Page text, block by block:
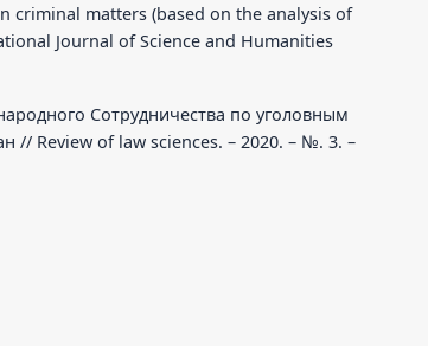
matters (based on the analysis of
Journal of Science and Humanities
Сотрудничества по уголовным
// Review of law sciences. – 2020. – №. 3. –